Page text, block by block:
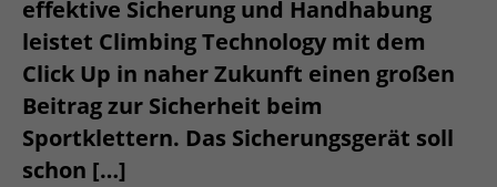
effektive Sicherung und Handhabung
leistet Climbing Technology mit dem
Click Up in naher Zukunft einen großen
Beitrag zur Sicherheit beim
Sportklettern. Das Sicherungsgerät soll
schon […]